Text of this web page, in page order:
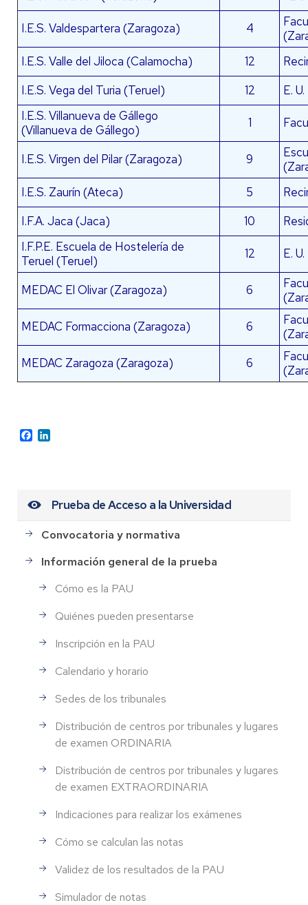
I.E.S. Valdespartera (Zaragoza) 4
I.E.S. Valle del Jiloca (Calamocha)
12
I.E.S. Vega del Turia (Teruel)
12
E.
I.E.S. Villanueva de Gállego
(Villanueva de Gállego)
1
I.E.S. Virgen del Pilar (Zaragoza) 9
I.E.S. Zaurín (Ateca)
5
I.F.A. Jaca (Jaca)
10
I.F.P.E. Escuela de Hostelería de
Teruel (Teruel)
12 E.
MEDAC El Olivar (Zaragoza) 6
MEDAC Formacciona (Zaragoza)
6
MEDAC Zaragoza (Zaragoza)
6
Facebook
Prueba de Acceso a la Universidad
Convocatoria y normativa
Información general de la prueba
Cómo es la PAU
Quiénes pueden presentarse
Inscripción en la PAU
Calendario y horario
Sedes de los tribunales
Distribución de centros por tribunales y lugares
de examen ORDINARIA
Distribución de centros por tribunales y lugares
de examen EXTRAORDINARIA
Indicaciones para realizar los exámenes
Cómo se calculan las notas
Validez de los resultados de la PAU
Simulador de notas